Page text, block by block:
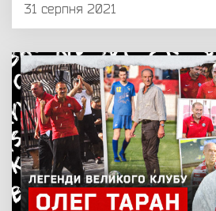
31 серпня 2021